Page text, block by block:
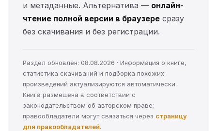
и метаданные. Альтернатива — онлайн-
чтение полной версии в браузере сразу
без скачивания и без регистрации.
Раздел обновлён: 08.08.2026 · Информация о книге,
статистика скачиваний и подборка похожих
произведений актуализируются автоматически.
Книга размещена в соответствии с
законодательством об авторском праве;
правообладатели могут связаться через страницу
для правообладателей.